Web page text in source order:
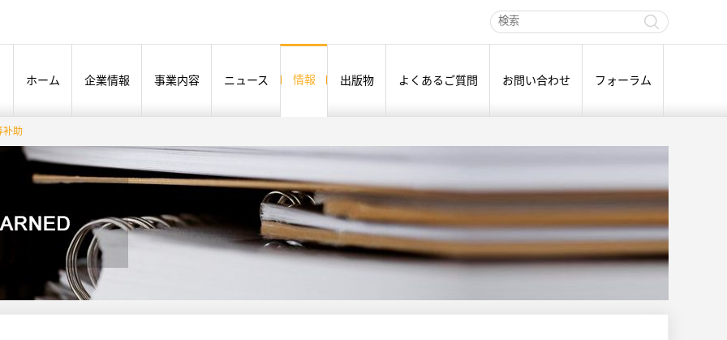
ホーム 企業情報 事業内容 ニュース 情報 出版物 よくあるご質問 お問い合わせ フォーラム
补助